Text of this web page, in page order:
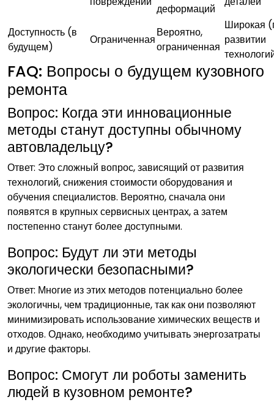
деформаций
Доступность (в
будущем)
Ограниченная
Вероятно,
ограниченная
Широкая
развитии
FAQ: Вопросы о будущем кузовного
ремонта
Вопрос: Когда эти инновационные
методы станут доступны обычному
автовладельцу?
Ответ: Это сложный вопрос, зависящий от развития
технологий, снижения стоимости оборудования и
обучения специалистов. Вероятно, сначала они
появятся в крупных сервисных центрах, а затем
постепенно станут более доступными.
Вопрос: Будут ли эти методы
экологически безопасными?
Ответ: Многие из этих методов потенциально более
экологичны, чем традиционные, так как они позволяют
минимизировать использование химических веществ и
отходов. Однако, необходимо учитывать энергозатраты
и другие факторы.
Вопрос: Смогут ли роботы заменить
людей в кузовном ремонте?